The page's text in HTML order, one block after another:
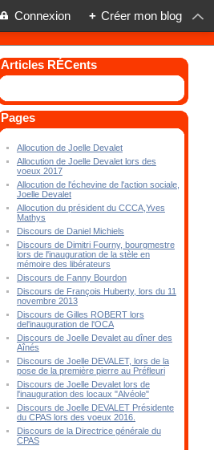
Connexion + Créer mon blog
Articles RÉCents
Pages
Allocution de Joelle Devalet
Allocution de Joelle Devalet lors des
voeux 2017
Allocution de l'échevine de l'action sociale,
Joelle Devalet
Allocution du président du CCCA,Yves
Mathys
Discours de Daniel Michiels
Discours de Dimitri Fourny, bourgmestre
lors de l'inauguration de la stèle en
mémoire des libérateurs
Discours de Fanny Bourdon
Discours de François Huberty, lors du 11
novembre 2013
Discours de Gilles ROBERT lors
del'inauguration de l'OCA
Discours de Joelle Devalet au dîner des
Aînés
Discours de Joelle DEVALET, lors de la
pose de la première pierre au Préfleuri
Discours de Joelle Devalet lors de
l'inauguration des locaux "Alvéole"
Discours de Joelle DEVALET Présidente
du CPAS lors des voeux 2016.
Discours de la Directrice générale du
CPAS